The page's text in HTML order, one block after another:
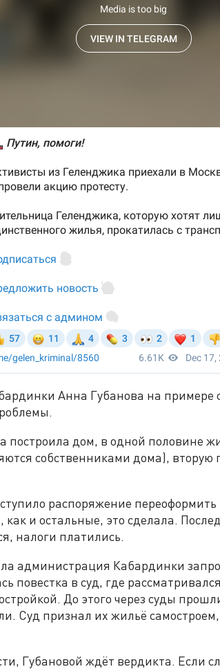
Анна Губанова на примере
построила дом, в одной половине
собственниками дома), вторую
распоряжение
как и остальные, это сделала.
налоги платились.
администрация Кабардинки
повестка в суд, где
До этого через суды
Суд признал их жильё
Губановой ждёт вердикта. Если